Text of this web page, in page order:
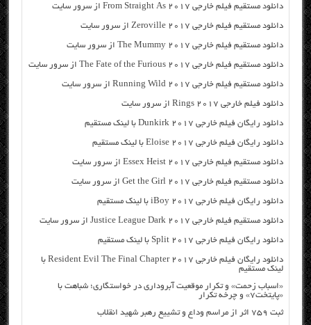
دانلود مستقیم فیلم خارجی From Straight As 2017 از سرور سایت
دانلود مستقیم فیلم خارجی Zeroville 2017 از سرور سایت
دانلود مستقیم فیلم خارجی The Mummy 2017 از سرور سایت
دانلود مستقیم فیلم خارجی The Fate of the Furious 2017 از سرور سایت
دانلود مستقیم فیلم خارجی Running Wild 2017 از سرور سایت
دانلود فیلم خارجی Rings 2017 از سرور سایت
دانلود رایگان فیلم خارجی Dunkirk 2017 با لینک مستقیم
دانلود رایگان فیلم خارجی Eloise 2017 با لینک مستقیم
دانلود مستقیم فیلم خارجی Essex Heist 2017 از سرور سایت
دانلود مستقیم فیلم خارجی Get the Girl 2017 از سرور سایت
دانلود رایگان فیلم خارجی iBoy 2017 با لینک مستقیم
دانلود مستقیم فیلم خارجی Justice League Dark 2017 از سرور سایت
دانلود رایگان فیلم خارجی Split 2017 با لینک مستقیم
دانلود رایگان فیلم خارجی Resident Evil The Final Chapter 2017 با
لینک مستقیم
«اسباب زحمت» و تکرار موقعیت آبروداری در خواستگاری؛ شباهت با
«پایتخت۷» و چرخه تکرار
ثبت ۷۵۹ اثر از مراسم وداع و تشییع رهبر شهید انقلاب